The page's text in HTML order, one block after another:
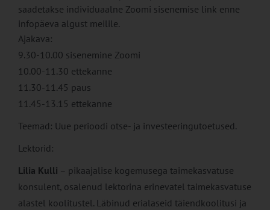
saadetakse individuaalne Zoomi sisenemise link enne
infopäeva algust meilile.
Ajakava:
9.30-10.00 sisenemine Zoomi
10.00-11.30 ettekanne
11.30-11.45 paus
11.45-13.15 ettekanne
Teemad: Uue perioodi otse- ja investeeringutoetused.
Lektorid:
Lilia Kulli – pikaajalise kogemusega taimekasvatuse
konsulent, osalenud lektorina erinevatel taimekasvatuse
alastel koolitustel. Läbinud erialaseid täiendkoolitusi ja